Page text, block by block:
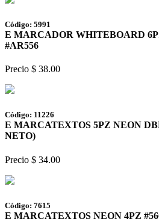
Código: 5991
E MARCADOR WHITEBOARD
#AR556
Precio $ 38.00
Código: 11226
E MARCATEXTOS 5PZ NEON
NETO)
Precio $ 34.00
Código: 7615
E MARCATEXTOS NEON 4PZ